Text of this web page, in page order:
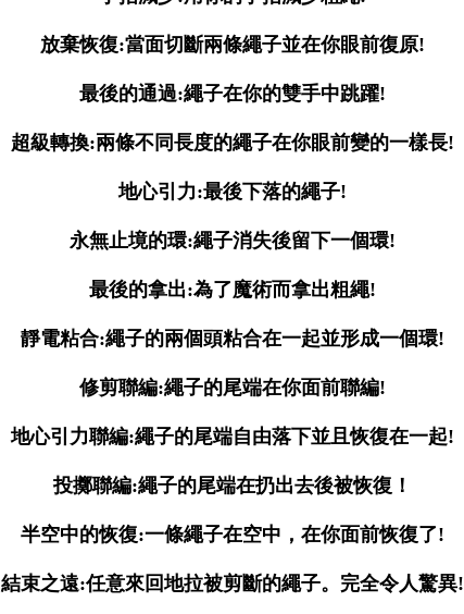
放棄恢復:當面切斷兩條繩子並在你眼前復原!
最後的通過:繩子在你的雙手中跳躍!
超級轉換:兩條不同長度的繩子在你眼前變的一樣長!
地心引力:最後下落的繩子!
永無止境的環:繩子消失後留下一個環!
最後的拿出:為了魔術而拿出粗繩!
靜電粘合:繩子的兩個頭粘合在一起並形成一個環!
修剪聯編:繩子的尾端在你面前聯編!
地心引力聯編:繩子的尾端自由落下並且恢復在一起!
投擲聯編:繩子的尾端在扔出去後被恢復！
半空中的恢復:一條繩子在空中，在你面前恢復了!
結束之遠:任意來回地拉被剪斷的繩子。完全令人驚異!